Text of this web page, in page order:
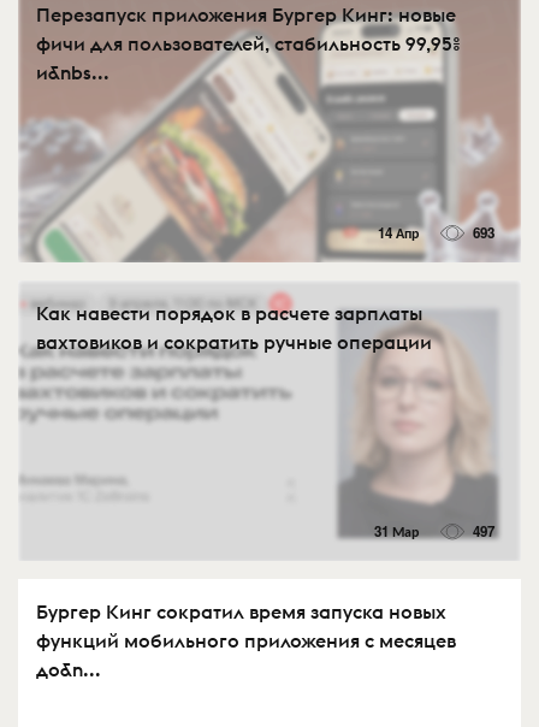
Перезапуск приложения Бургер Кинг: новые
фичи для пользователей, стабильность 99,95%
и&nbs...
14 Апр 693
Как навести порядок в расчете зарплаты
вахтовиков и сократить ручные операции
31 Мар 497
Бургер Кинг сократил время запуска новых
функций мобильного приложения с месяцев
до&n...